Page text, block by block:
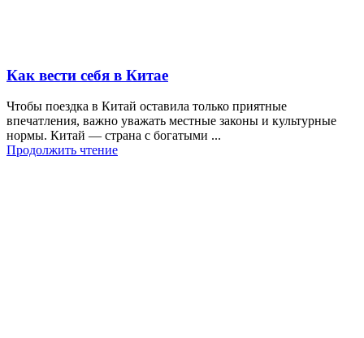
Как вести себя в Китае
Чтобы поездка в Китай оставила только приятные
впечатления, важно уважать местные законы и культурные
нормы. Китай — страна с богатыми ...
Продолжить чтение